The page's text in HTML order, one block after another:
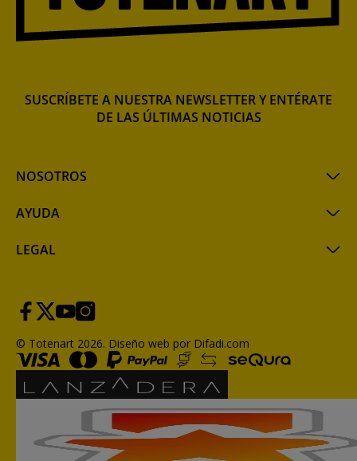
NOSOTROS
AYUDA
LEGAL
SUSCRÍBETE A NUESTRA NEWSLETTER Y ENTÉRATE
DE LAS ÚLTIMAS NOTICIAS
© Totenart 2026. Diseño web por Difadi.com